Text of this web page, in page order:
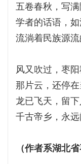
五卷春秋，写
学者的话语，
流淌着民族源
风又吹过，枣
那片云，还停
龙已飞天，留
千古帝乡，永
（作者系湖北